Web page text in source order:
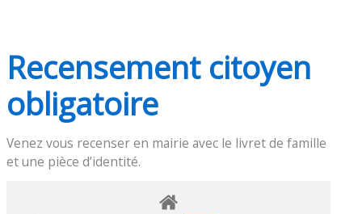
Recensement citoyen
obligatoire
Venez vous recenser en mairie avec le livret de famille
et une pièce d’identité.